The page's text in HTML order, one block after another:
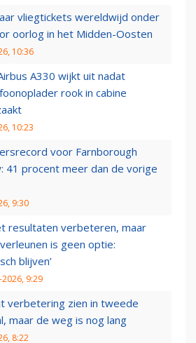
vliegtickets wereldwijd onder
oorlog in het Midden-Oosten
10:36
A330 wijkt uit nadat
rook in cabine
10:23
voor Farnborough
41 procent meer dan de vorige
9:30
resultaten verbeteren, maar
is geen optie:
blijven’
9:29
verbetering zien in tweede
maar de weg is nog lang
8:22